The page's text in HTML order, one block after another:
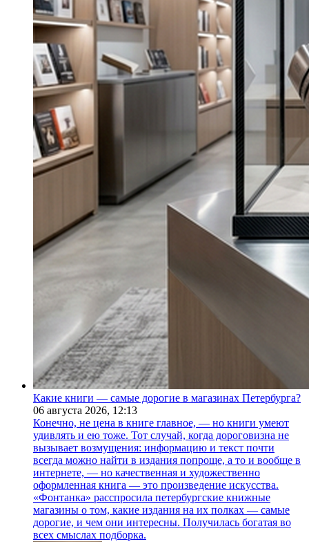
Какие книги — самые дорогие в магазинах Петербурга?
06 августа 2026, 12:13
Конечно, не цена в книге главное, — но книги умеют
удивлять и ею тоже. Тот случай, когда дороговизна не
вызывает возмущения: информацию и текст почти
всегда можно найти в издания попроще, а то и вообще в
интернете, — но качественная и художественно
оформленная книга — это произведение искусства.
«Фонтанка» расспросила петербургские книжные
магазины о том, какие издания на их полках — самые
дорогие, и чем они интересны. Получилась богатая во
всех смыслах подборка.